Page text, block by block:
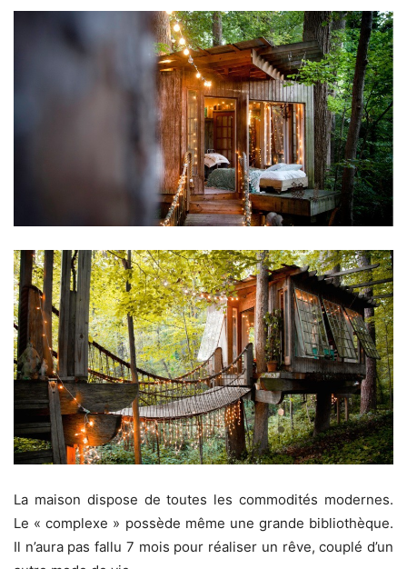
La maison dispose de toutes les commodités modernes.
Le « complexe » possède même une grande bibliothèque.
Il n’aura pas fallu 7 mois pour réaliser un rêve, couplé d’un